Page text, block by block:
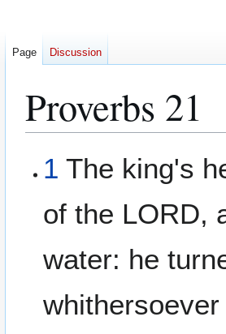
Proverbs 21
toto
1 The king's
of the LORD,
water: he
Page Discussion